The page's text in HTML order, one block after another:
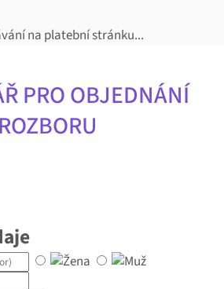
na platební stránku...
PRO OBJEDNÁNÍ
ROZBORU